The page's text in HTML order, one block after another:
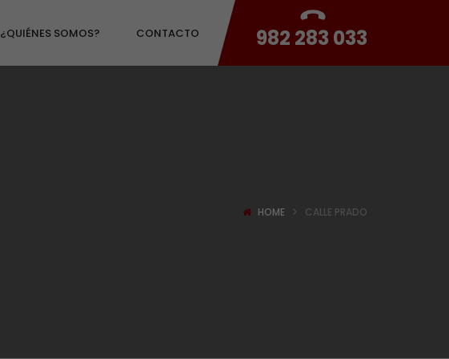
¿QUIÉNES SOMOS? CONTACTO 982 283 033
HOME CALLE PRADO